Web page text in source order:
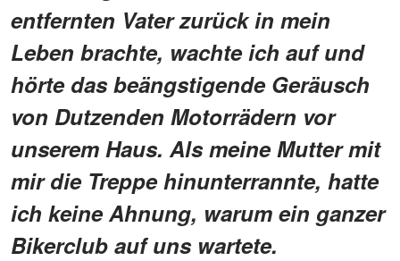
entfernten Vater zurück in mein
Leben brachte, wachte ich auf und
hörte das beängstigende Geräusch
von Dutzenden Motorrädern vor
unserem Haus. Als meine Mutter mit
mir die Treppe hinunterrannte, hatte
ich keine Ahnung, warum ein ganzer
Bikerclub auf uns wartete.